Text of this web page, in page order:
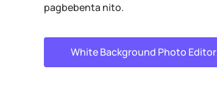
pagbebenta nito.
White Background Photo Editor